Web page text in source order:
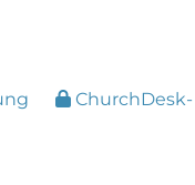
ChurchDesk-